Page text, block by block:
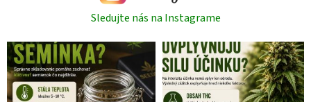
Sledujte nás na Instagrame